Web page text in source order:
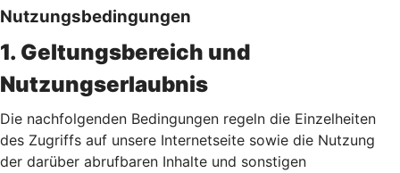
Nutzungsbedingungen
1. Geltungsbereich und
Nutzungserlaubnis
Die nachfolgenden Bedingungen regeln die Einzelheiten
des Zugriffs auf unsere Internetseite sowie die Nutzung
der darüber abrufbaren Inhalte und sonstigen